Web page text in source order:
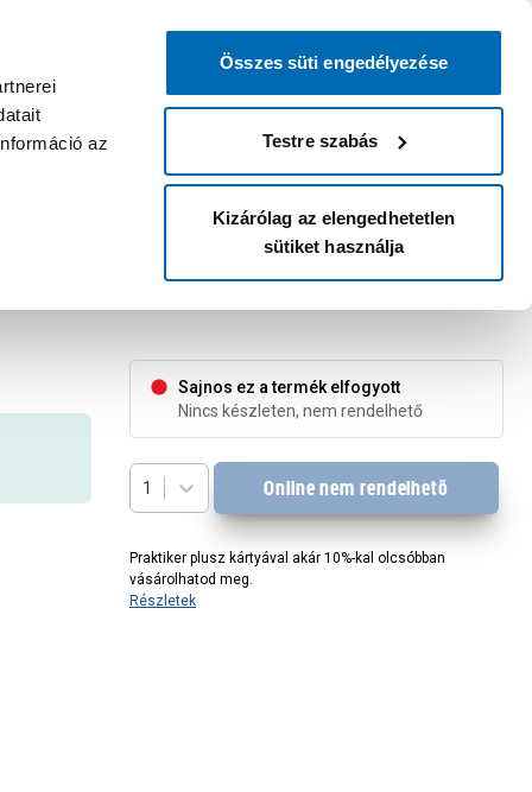
az
Összes süti engedélyezése
Testre szabás
Kizárólag az elengedhetetlen
sütiket használja
bejelentkezni?
Belépés Listáim
Áruházak és szolgáltatások
Aucuba Japonica
Sajnos ez a termék elfogyott
Nincs készleten, nem rendelhető
1 Online nem rendelhető
Praktiker plusz kártyával akár 10%-kal olcsóbban
vásárolhatod meg.
Részletek